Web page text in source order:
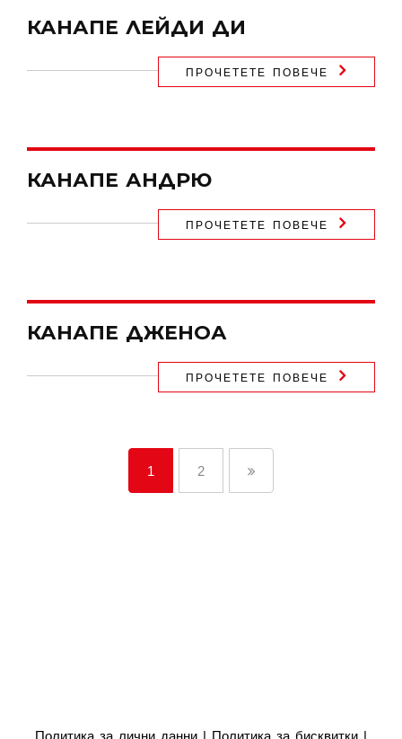
КАНАПЕ ЛЕЙДИ ДИ
ПРОЧЕТЕТЕ ПОВЕЧЕ
КАНАПЕ АНДРЮ
ПРОЧЕТЕТЕ ПОВЕЧЕ
КАНАПЕ ДЖЕНОА
ПРОЧЕТЕТЕ ПОВЕЧЕ
1 2
Политика за лични данни | Политика за бисквитки |